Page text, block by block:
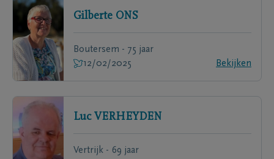
Gilberte ONS
Boutersem - 75 jaar
12/02/2025
Bekijken
Luc VERHEYDEN
Vertrijk - 69 jaar